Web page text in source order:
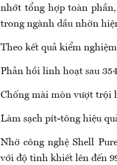
nhớt tổng hợp toàn
trong ngành dầu nhờn
Theo kết quả kiểm
Phản hồi linh hoạt sau
Chống mài mòn vượt trội
Làm sạch pít-tông hiệu
Nhờ công nghệ Shell
với độ tinh khiết lên đến